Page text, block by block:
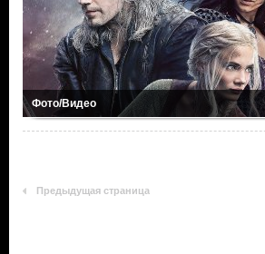
Фото/Видео
Предыдущая страница